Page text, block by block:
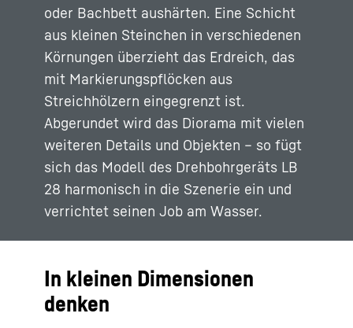
oder Bachbett aushärten. Eine Schicht
aus kleinen Steinchen in verschiedenen
Körnungen überzieht das Erdreich, das
mit Markierungspflöcken aus
Streichhölzern eingegrenzt ist.
Abgerundet wird das Diorama mit vielen
weiteren Details und Objekten – so fügt
sich das Modell des Drehbohrgeräts LB
28 harmonisch in die Szenerie ein und
verrichtet seinen Job am Wasser.
In kleinen Dimensionen
denken